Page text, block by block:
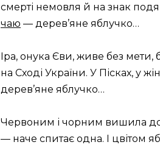
смерті немовля й на знак
чаю — дерев’яне яблучко…
Іра, онука Єви, живе без мети,
на Сході України. У Пісках, у
дерев’яне яблучко…
Червоним і чорним вишила
— наче спитає одна. І цвітом